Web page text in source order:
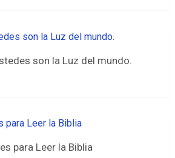
son la Luz del mundo.
para Leer la Biblia